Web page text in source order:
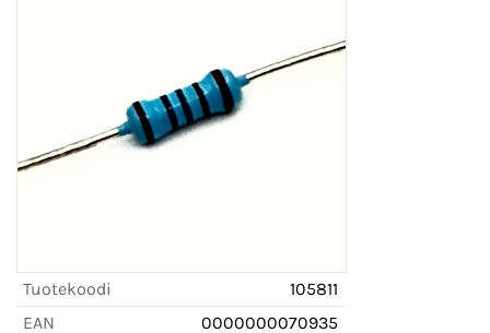
Tuotekoodi
105811
EAN
0000000070935